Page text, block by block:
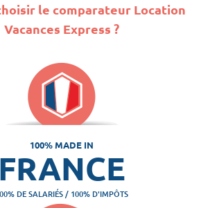
le comparateur Location
Vacances Express ?
100% MADE IN
FRANCE
DE SALARIÉS / 100% D'IMPÔTS